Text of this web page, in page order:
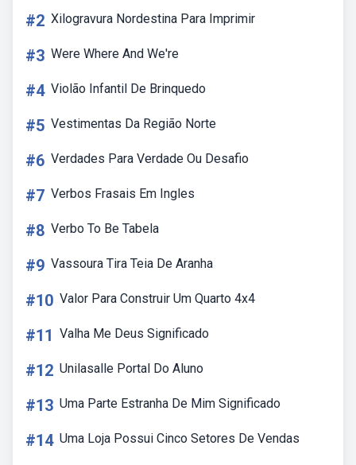
#2 Xilogravura Nordestina Para Imprimir
#3 Were Where And We're
#4 Violão Infantil De Brinquedo
#5 Vestimentas Da Região Norte
#6 Verdades Para Verdade Ou Desafio
#7 Verbos Frasais Em Ingles
#8 Verbo To Be Tabela
#9 Vassoura Tira Teia De Aranha
#10 Valor Para Construir Um Quarto 4x4
#11 Valha Me Deus Significado
#12 Unilasalle Portal Do Aluno
#13 Uma Parte Estranha De Mim Significado
#14 Uma Loja Possui Cinco Setores De Vendas